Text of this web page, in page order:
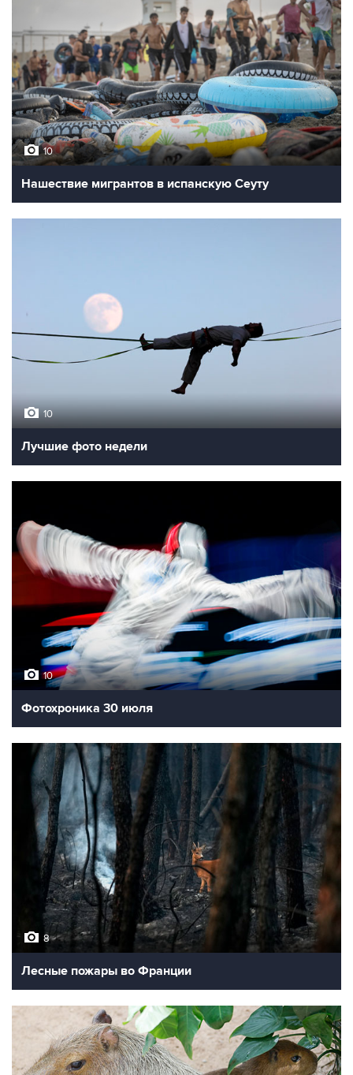
10
Нашествие мигрантов в испанскую Сеуту
10
Лучшие фото недели
10
Фотохроника 30 июля
8
Лесные пожары во Франции